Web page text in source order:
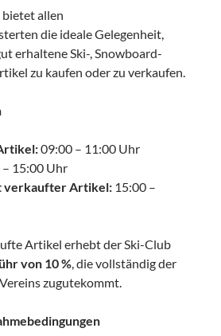
allen
die ideale Gelegenheit,
erhaltene Ski-, Snowboard-
zu kaufen oder zu verkaufen.
09:00 – 11:00 Uhr
15:00 Uhr
verkaufter Artikel:15:00 –
Artikel erhebt der Ski-Club
von 10 %, die vollständig der
zugutekommt.